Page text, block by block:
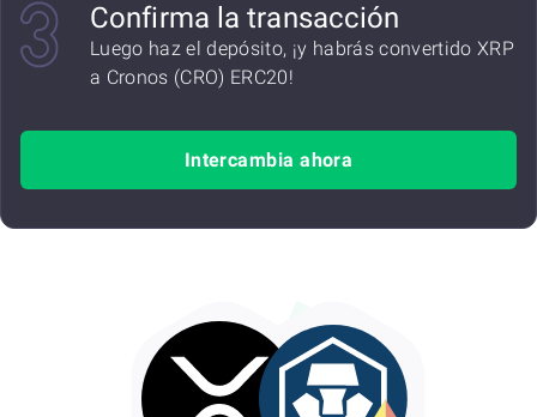
Confirma la transacción
Luego haz el depósito, ¡y habrás convertido XRP
a Cronos (CRO) ERC20!
Intercambia ahora